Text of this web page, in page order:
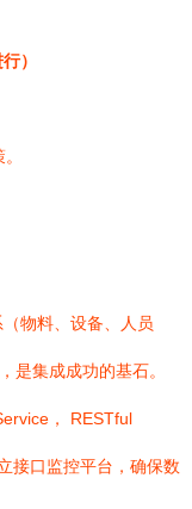
）
物料、设备、人员
是集成成功的基石。
， RESTful
接口监控平台，确保数